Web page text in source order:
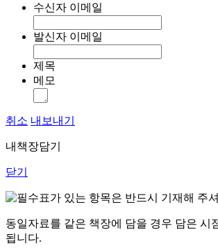
수신자 이메일
발신자 이메일
제목
메모
취소 내보내기
내책장담기
닫기
표가 있는 항목은 반드시 기재해 주
동일자료를 같은 책장에 담을 경우 담은 시
됩니다.